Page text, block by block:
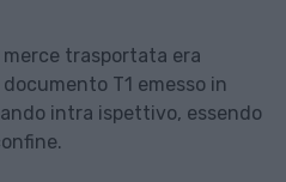
trasportata era
T1 emesso in
intra ispettivo, essendo